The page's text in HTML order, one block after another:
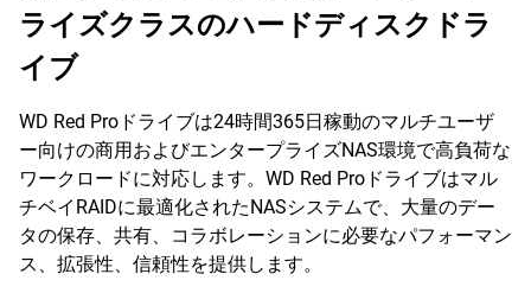
ライズクラスのハードディスクドラ
イブ
WD Red Proドライブは24時間365日稼動のマルチユーザ
ー向けの商用およびエンタープライズNAS環境で高負荷な
ワークロードに対応します。WD Red Proドライブはマル
チベイRAIDに最適化されたNASシステムで、大量のデー
タの保存、共有、コラボレーションに必要なパフォーマン
ス、拡張性、信頼性を提供します。